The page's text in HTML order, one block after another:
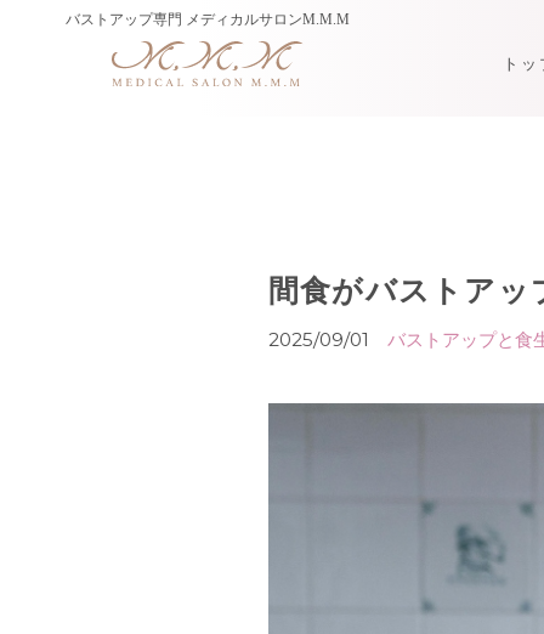
バストアップ専門 メディカルサロンM.M.M
ト
間食がバストア
2025/09/01 バストアップと食